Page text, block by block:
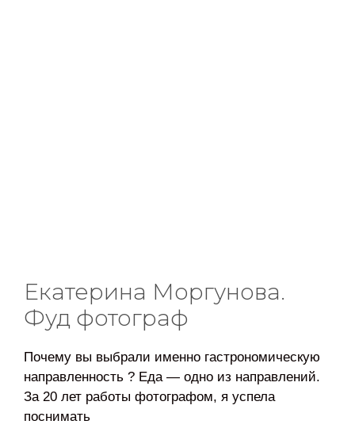
Екатерина Моргунова.
Фуд фотограф
Почему вы выбрали именно гастрономическую
направленность ? Еда — одно из направлений.
За 20 лет работы фотографом, я успела
поснимать